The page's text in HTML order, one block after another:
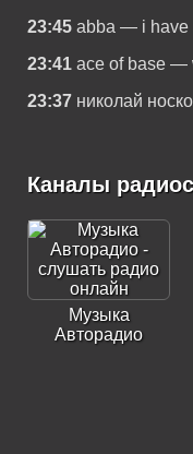
23:45 abba — i have
23:41 ace of base —
23:37 николай
Каналы
Музыка
Авторадио